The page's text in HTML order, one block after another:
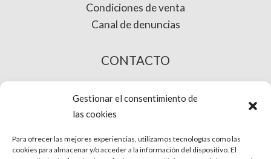
Gestionar el consentimiento de
las cookies
Para ofrecer las mejores experiencias, utilizamos tecnologías como las
cookies para almacenar y/o acceder a la información del dispositivo. El
Condiciones de venta
Canal de denuncias
CONTACTO
COMPRA ONLINE